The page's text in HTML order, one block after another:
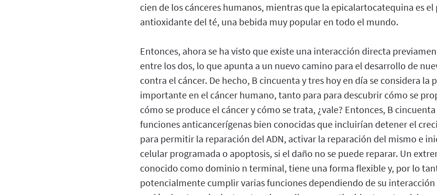
cien de los cánceres humanos, mientras que la epicalartocatequina es
antioxidante del té, una bebida muy popular en todo el mundo.
Entonces, ahora se ha visto que existe una interacción directa
entre los dos, lo que apunta a un nuevo camino para el desarrollo de
contra el cáncer. De hecho, B cincuenta y tres hoy en día se considera la
importante en el cáncer humano, tanto para para descubrir cómo se
cómo se produce el cáncer y cómo se trata, ¿vale? Entonces, B
funciones anticancerígenas bien conocidas que incluirían detener el
para permitir la reparación del ADN, activar la reparación del mismo e
celular programada o apoptosis, si el daño no se puede reparar. Un
conocido como dominio n terminal, tiene una forma flexible y, por lo
potencialmente cumplir varias funciones dependiendo de su interacción